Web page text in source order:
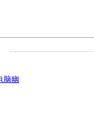
脑幽